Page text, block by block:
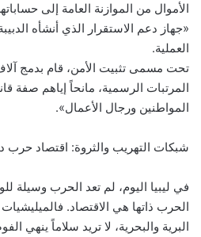
الأموال من الموازنة العامة إلى
«جهاز دعم الاستقرار الذي أنشأه
العملية.
تحت مسمى تثبيت الأمن، قام بدمج
المرتبات الرسمية، مانحاً إياهم صفة
المواطنين ورجال الأعمال».
شبكات التهريب والثروة: اقتصاد حرب
في ليبيا اليوم، لم تعد الحرب وسيلة
الحرب ذاتها هي الاقتصاد.
البرية والبحرية، لا تريد سلاماً ينهي